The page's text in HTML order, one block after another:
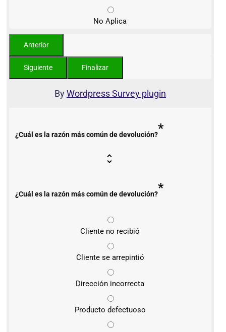
No Aplica
ByWordpress Survey plugin
¿Cuál es la razón más común de devolución?*
¿Cuál es la razón más común de devolución?*
Cliente no recibió
Cliente se arrepintió
Dirección incorrecta
Producto defectuoso